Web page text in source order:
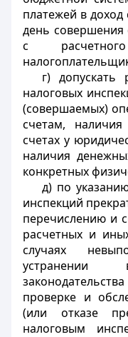
платежей в
день совершения
с
г) допускать
налоговых
(совершаемых)
счетам,
счетах у
наличия
конкретных
д) по
инспекций
перечислению и
расчетных и
случаях
устранении
проверке и
(или отказе
налоговым